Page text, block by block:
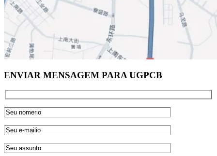
ENVIAR MENSAGEM PARA UGPCB